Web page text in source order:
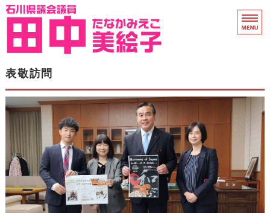
石川県議会議員 田中
ホーム
県議会活動
プロフィール
衆院議員時代
支援のお願い
表敬訪問